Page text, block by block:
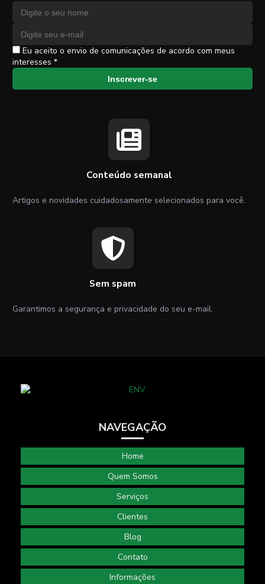
Nome
Endereço de e-mail
Eu aceito o envio de comunicações de acordo com meus
interesses *
Inscrever-se
Conteúdo semanal
Artigos e novidades cuidadosamente selecionados para você.
Sem spam
Garantimos a segurança e privacidade do seu e-mail.
NAVEGAÇÃO
Home
Quem Somos
Serviços
Clientes
Blog
Contato
Informações